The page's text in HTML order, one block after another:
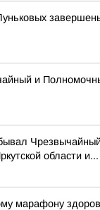
и
области и...
марафону